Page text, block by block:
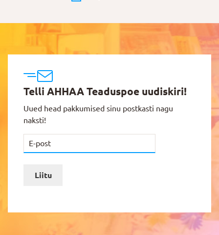
Telli AHHAA Teaduspoe uudiskiri!
Uued head pakkumised sinu postkasti nagu
naksti!
Liitu